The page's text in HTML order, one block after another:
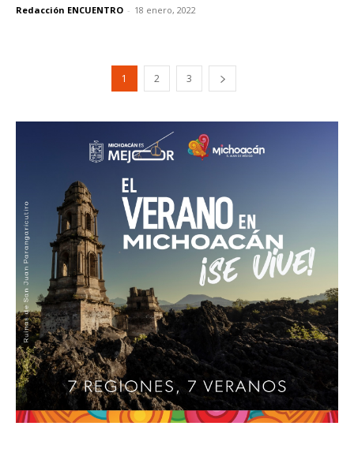
Redacción ENCUENTRO - 18 enero, 2022
1 2 3